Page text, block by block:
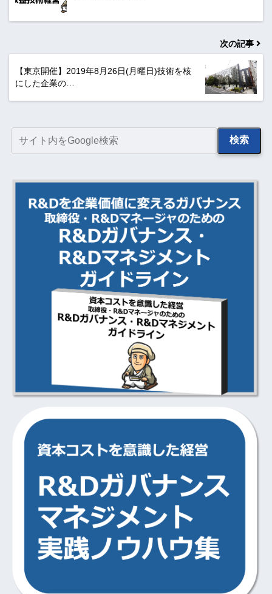
次の記事
【東京開催】2019年8月26日(月曜日)技術を核
にした企業の…
検索